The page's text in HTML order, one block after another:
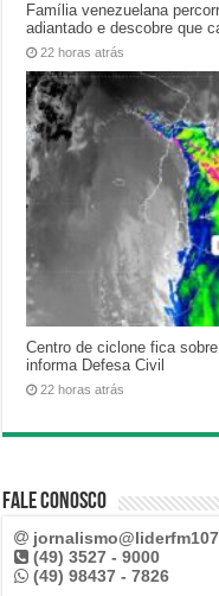
Família venezuelana
adiantado e descobre que
22 horas atrás
Centro de ciclone fica
informa Defesa Civil
22 horas atrás
Fale Conosco
(49) 3527 - 9000
(49) 98437 - 7826